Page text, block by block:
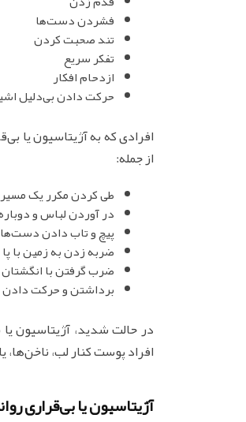
فشردن دست‌ها
تند صحبت کردن
تفکر سریع
ازدحام افکار
حرکت دادن بی‌دلیل
افرادی که به آژیتاسیون یا
از جمله:
طی کردن مکرر یک
در آوردن لباس و
پیچ و تاب دادن دست‌ها
ضربه زدن به زمین با پا
ضرب گرفتن با
برداشتن و حرکت دادن
در حالت‌ شدید، آژیتاسیون
افراد پوست کنار لب،
آژیتاسیون یا بی‌قراری